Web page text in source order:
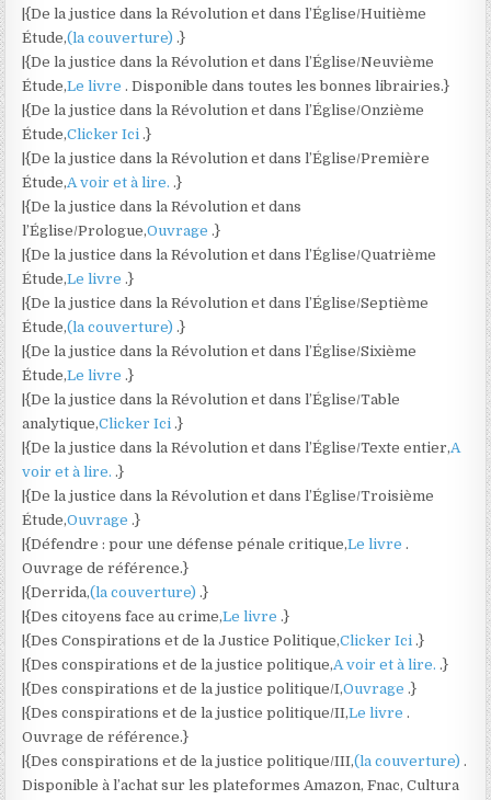
|{De la justice dans la Révolution et dans l’Église/Huitième
Étude,(la couverture).}
|{De la justice dans la Révolution et dans l’Église/Neuvième
Étude,Le livre. Disponible dans toutes les bonnes librairies.}
|{De la justice dans la Révolution et dans l’Église/Onzième
Étude,Clicker Ici.}
|{De la justice dans la Révolution et dans l’Église/Première
Étude,A voir et à lire..}
|{De la justice dans la Révolution et dans
l’Église/Prologue,Ouvrage.}
|{De la justice dans la Révolution et dans l’Église/Quatrième
Étude,Le livre.}
|{De la justice dans la Révolution et dans l’Église/Septième
Étude,(la couverture).}
|{De la justice dans la Révolution et dans l’Église/Sixième
Étude,Le livre.}
|{De la justice dans la Révolution et dans l’Église/Table
analytique,Clicker Ici.}
|{De la justice dans la Révolution et dans l’Église/Texte entier,A
voir et à lire..}
|{De la justice dans la Révolution et dans l’Église/Troisième
Étude,Ouvrage.}
|{Défendre : pour une défense pénale critique,Le livre.
Ouvrage de référence.}
|{Derrida,(la couverture).}
|{Des citoyens face au crime,Le livre.}
|{Des Conspirations et de la Justice Politique,Clicker Ici.}
|{Des conspirations et de la justice politique,A voir et à lire..}
|{Des conspirations et de la justice politique/I,Ouvrage.}
|{Des conspirations et de la justice politique/II,Le livre.
Ouvrage de référence.}
|{Des conspirations et de la justice politique/III,(la couverture).
Disponible à l’achat sur les plateformes Amazon, Fnac, Cultura